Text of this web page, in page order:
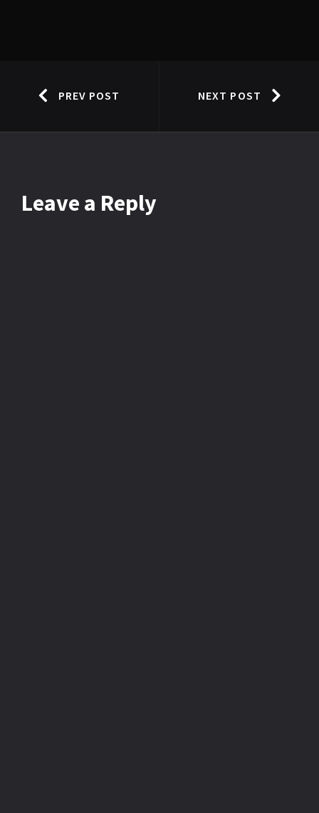
PREV POST NEXT POST
Leave a Reply